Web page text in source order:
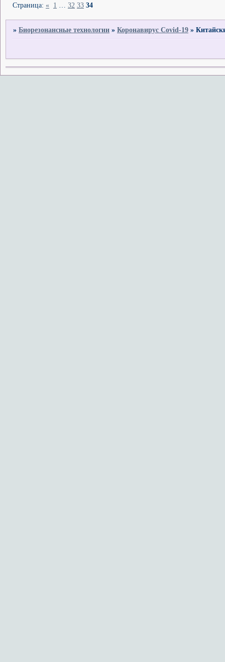
Страница: « 1 32 33 34
»Биорезонансные технологии »Коронавирус Covid-19 »